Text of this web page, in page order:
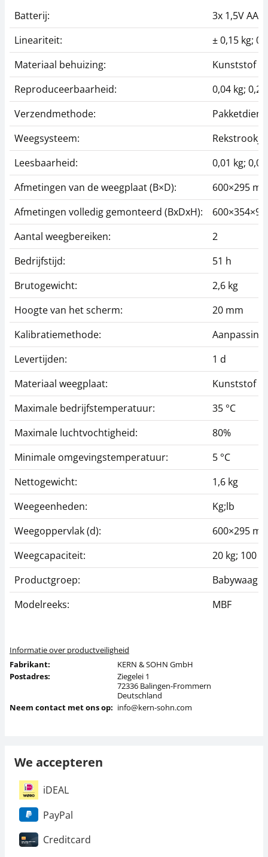
Batterij:
3x 1,5V AAA
Lineariteit:
± 0,15 kg;
Materiaal behuizing:
Kunststof
Reproduceerbaarheid:
0,04 kg; 0,2
Verzendmethode:
Weegsysteem:
Leesbaarheid:
0,01 kg;
Afmetingen van de weegplaat (B×D):
600×295
Afmetingen volledig gemonteerd (BxDxH):
Aantal weegbereiken:
2
Bedrijfstijd:
51 h
Brutogewicht:
2,6 kg
Hoogte van het scherm:
20 mm
Kalibratiemethode:
Levertijden:
1 d
Materiaal weegplaat:
Kunststof
Maximale bedrijfstemperatuur:
35 °C
Maximale luchtvochtigheid:
80%
Minimale omgevingstemperatuur:
5 °C
Nettogewicht:
1,6 kg
Weegeenheden:
Kg;lb
Weegoppervlak (d):
600×295
Weegcapaciteit:
20 kg; 100
Productgroep:
Modelreeks:
MBF
Informatie over productveiligheid
Fabrikant:
KERN & SOHN GmbH
Postadres:
Ziegelei 1
72336 Balingen-Frommern
Deutschland
Neem contact met ons op: info@kern-sohn.com
We accepteren
iDEAL
PayPal
Creditcard